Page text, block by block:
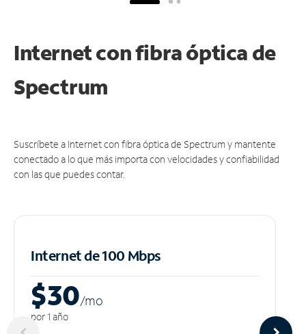
Internet con fibra óptica de
Spectrum
Suscríbete a Internet con fibra óptica de Spectrum y mantente
conectado a lo que más importa con velocidades y confiabilidad
con las que puedes contar.
Internet de 100 Mbps
$30/mo
por 1 año